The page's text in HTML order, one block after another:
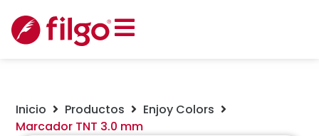
Inicio Productos
Enjoy Colors
Marcador TNT 3.0 mm